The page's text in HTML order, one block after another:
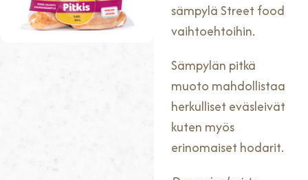
sämpylä Street food
vaihtoehtoihin.
Sämpylän pitkä
muoto mahdollistaa
herkulliset eväsleivät
kuten myös
erinomaiset hodarit.